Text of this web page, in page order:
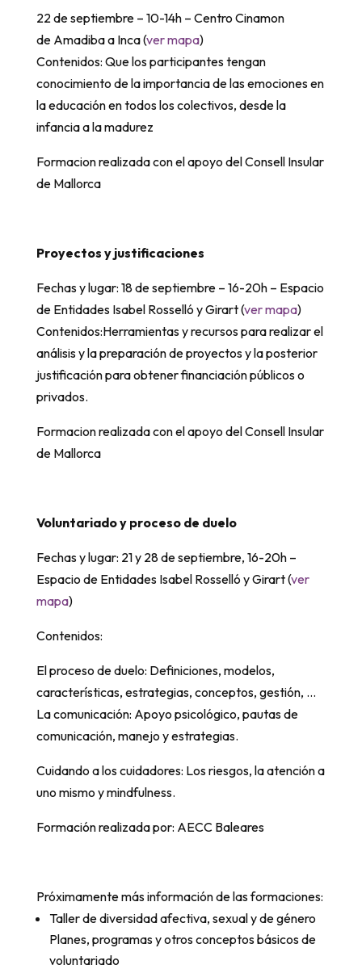
22 de septiembre – 10-14h – Centro Cinamon
de Amadiba a Inca (ver mapa)
Contenidos: Que los participantes tengan
conocimiento de la importancia de las emociones en
la educación en todos los colectivos, desde la
infancia a la madurez
Formacion realizada con el apoyo del Consell Insular
de Mallorca
Proyectos y justificaciones
Fechas y lugar: 18 de septiembre – 16-20h – Espacio
de Entidades Isabel Rosselló y Girart (ver mapa)
Contenidos:Herramientas y recursos para realizar el
análisis y la preparación de proyectos y la posterior
justificación para obtener financiación públicos o
privados.
Formacion realizada con el apoyo del Consell Insular
de Mallorca
Voluntariado y proceso de duelo
Fechas y lugar: 21 y 28 de septiembre, 16-20h –
Espacio de Entidades Isabel Rosselló y Girart (ver
mapa)
Contenidos:
El proceso de duelo: Definiciones, modelos,
características, estrategias, conceptos, gestión, …
La comunicación: Apoyo psicológico, pautas de
comunicación, manejo y estrategias.
Cuidando a los cuidadores: Los riesgos, la atención a
uno mismo y mindfulness.
Formación realizada por: AECC Baleares
Próximamente más información de las formaciones:
Taller de diversidad afectiva, sexual y de género
Planes, programas y otros conceptos básicos de
voluntariado